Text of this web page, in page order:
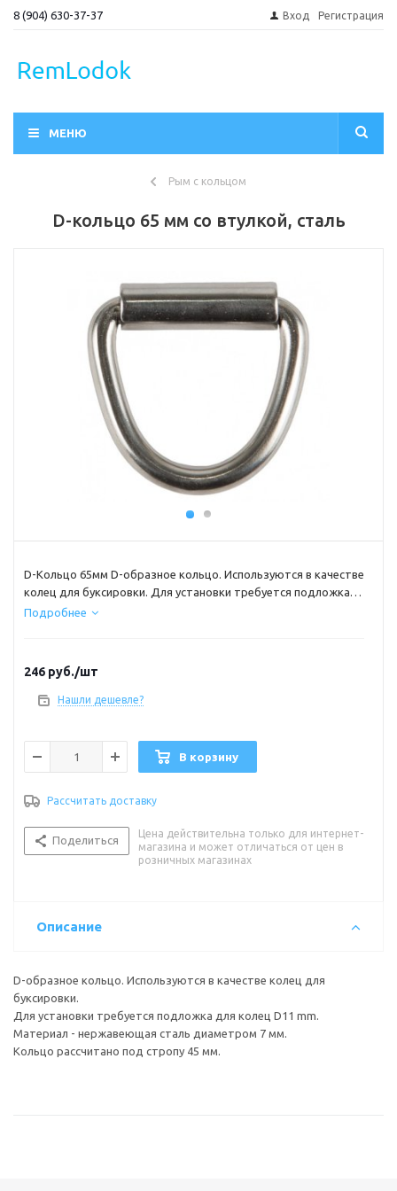
8 (904) 630-37-37 Вход Регистрация
МЕНЮ
Рым с кольцом
D-кольцо 65 мм со втулкой, сталь
D-Кольцо 65мм D-образное кольцо. Используются в качестве
колец для буксировки. Для установки требуется подложка
для колец D11mm. Материал, нержавеющая сталь.
Подробнее
246 руб./шт
Нашли дешевле?
В корзину
Рассчитать доставку
Поделиться
Цена действительна только для интернет-
магазина и может отличаться от цен в
розничных магазинах
Описание
D-образное кольцо. Используются в качестве колец для
буксировки.
Для установки требуется подложка для колец D11 mm.
Материал - нержавеющая сталь диаметром 7 мм.
Кольцо рассчитано под стропу 45 мм.